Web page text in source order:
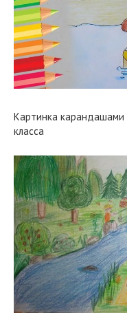
Картинка карандашами
класса